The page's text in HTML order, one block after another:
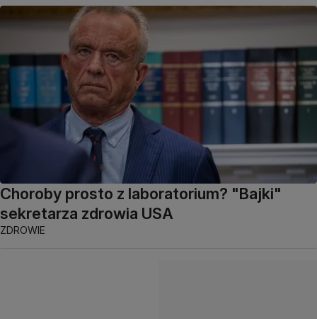
Choroby prosto z laboratorium? "Bajki"
sekretarza zdrowia USA
ZDROWIE